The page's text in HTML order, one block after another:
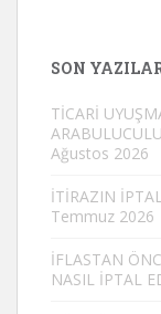
SON
TİCARİ
Ağustos 2026
İTİRAZIN
Temmuz 2026
İFLASTAN
NASIL İPTAL